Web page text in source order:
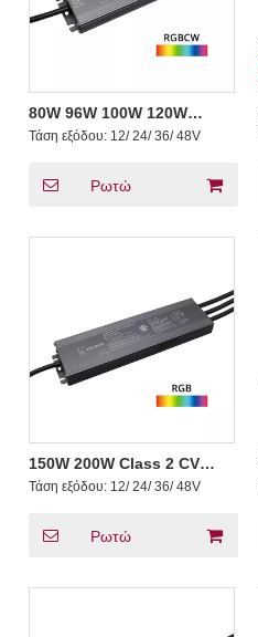
80W 96W 100W 120W
Κατηγορία 2 CV RGB CW
DMX LED Πρόγραμμα
Κανάλια
Τάση εξόδου: 12/ 24/ 36/ 48V
Ρωτώ
150W 200W Class 2 CV
Dimming CW RGB RGBW
RGBCW DMX LED Drivers
Τάση εξόδου: 12/ 24/ 36/ 48V
Ρωτώ